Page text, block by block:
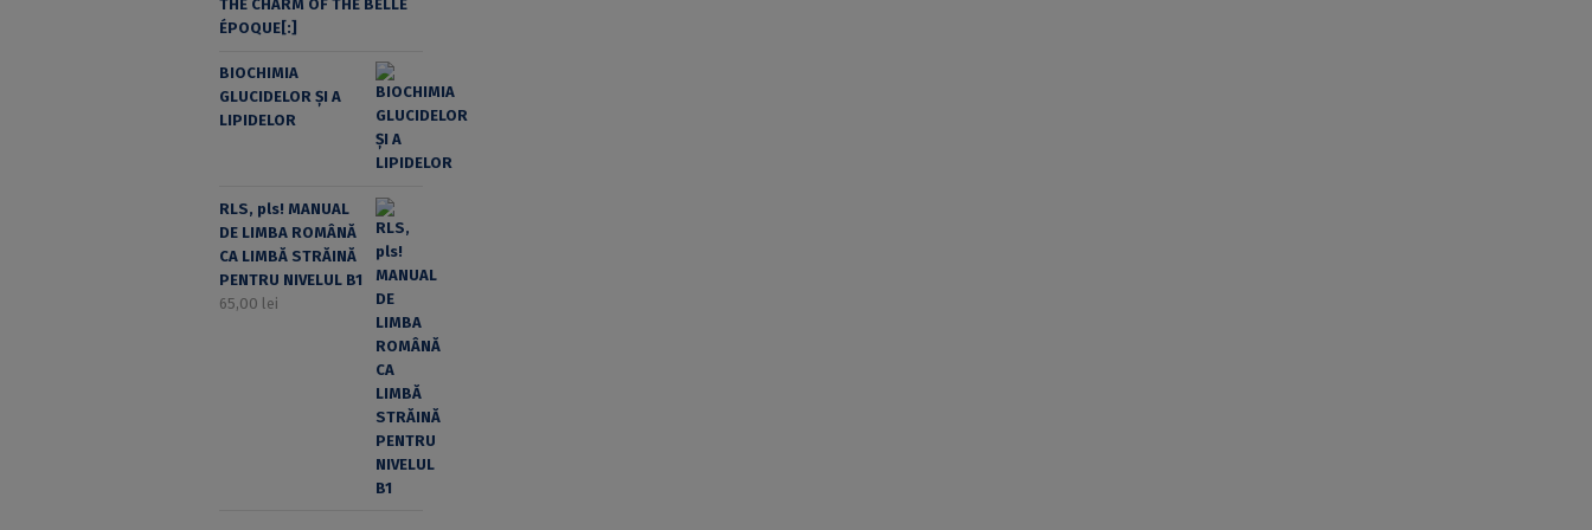
THE CHARM OF THE BELLE
ÉPOQUE[:]
BIOCHIMIA
GLUCIDELOR ȘI A
LIPIDELOR
RLS, pls! MANUAL
DE LIMBA ROMÂNĂ
CA LIMBĂ STRĂINĂ
PENTRU NIVELUL B1
65,00 lei